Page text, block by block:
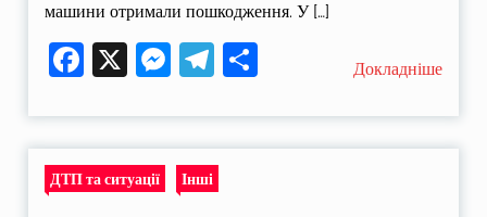
машини отримали пошкодження. У […]
Facebook
X Messenger
Telegram
Поділитися
Докладніше
ДТП та ситуації Інші